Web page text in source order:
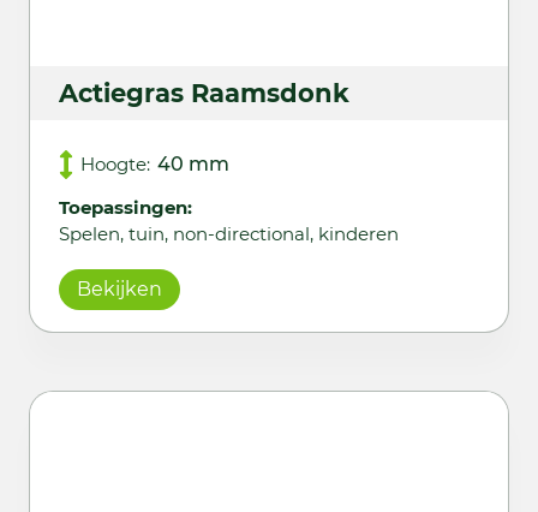
Actiegras Raamsdonk
Hoogte: 40 mm
Toepassingen:
Spelen, tuin, non-directional, kinderen
Bekijken